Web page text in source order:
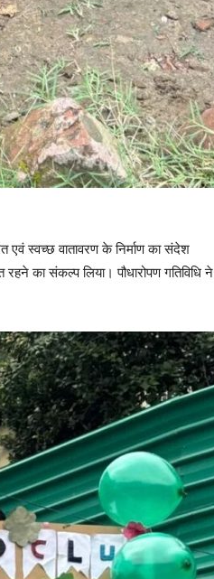
एवं स्वच्छ वातावरण के निर्माण का संदेश
रहने का संकल्प लिया। पौधारोपण गतिविधि ने